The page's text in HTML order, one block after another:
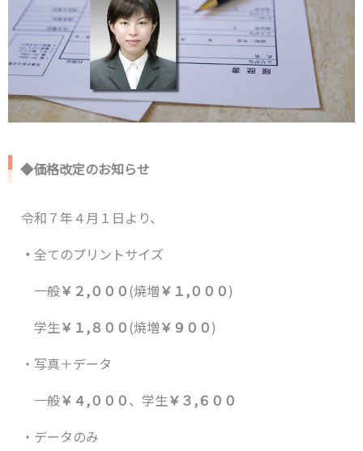
◆価格改定のお知らせ
令和７年４月１日より、
・ 全てのプリントサイズ
一般￥２,０００(焼増￥１,０００)
学生￥１,８００(焼増￥９００)
・写真＋データ
一般￥４,０００、 学生￥３,６００
・データのみ